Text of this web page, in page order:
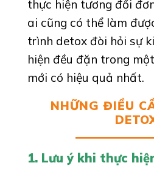
thực hiện tương đối
ai cũng có thể làm
trình detox đòi hỏi sự
hiện đều đặn trong
mới có hiệu quả nhất.
NHỮNG ĐIỀU
1. Lưu ý khi thực